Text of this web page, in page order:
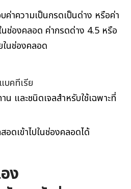
าความเป็นกรดเป็นด่าง หรือค่า
ช่องคลอด ค่ากรดด่าง 4.5 หรือ
นช่องคลอด
บคทีเรีย
และชนิดเจลสำหรับใช้เฉพาะที่
ดเข้าไปในช่องคลอดได้
ง